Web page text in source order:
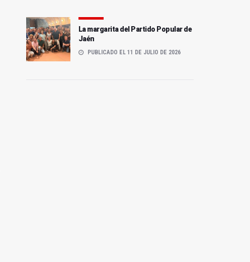
La margarita del Partido Popular de
Jaén
PUBLICADO EL 11 DE JULIO DE 2026